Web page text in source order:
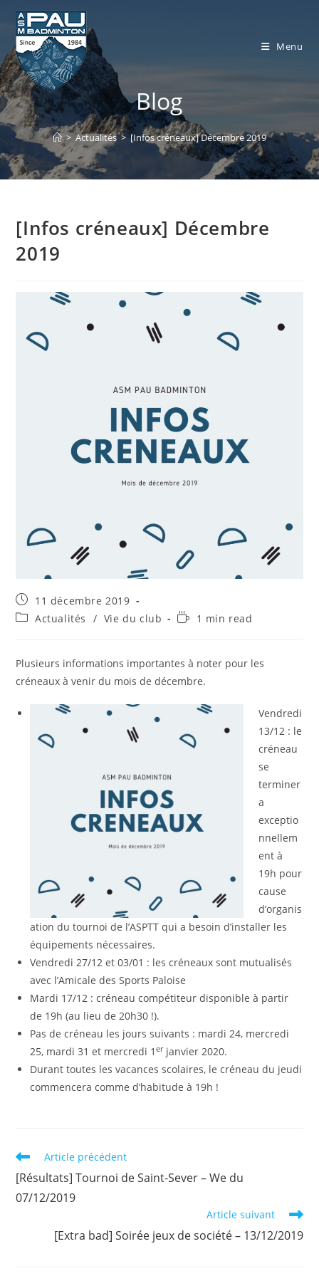
Skip
content
Menu
Blog
> Actualités > [Infos créneaux] Décembre 2019
[Infos créneaux] Décembre
2019
Publication
publiée :
11 décembre 2019
PostActualités / Vie du club
Temps1 min read
Plusieurs informations importantes à noter pour les
créneaux à venir du mois de décembre.
Vendredi
13/12 : le
créneau
se
terminer
a
exceptio
nnellem
ent à
19h pour
cause
d’organis
ation du tournoi de l’ASPTT qui a besoin d’installer les
équipements nécessaires.
Vendredi 27/12 et 03/01 : les créneaux sont mutualisés
avec l’Amicale des Sports Paloise
Mardi 17/12 : créneau compétiteur disponible à partir
de 19h (au lieu de 20h30 !).
Pas de créneau les jours suivants : mardi 24, mercredi
25, mardi 31 et mercredi 1erjanvier 2020.
Durant toutes les vacances scolaires, le créneau du jeudi
commencera comme d’habitude à 19h !
Read
more
articles
Article précédent
[Résultats] Tournoi de Saint-Sever – We du
07/12/2019
Article suivant
[Extra bad] Soirée jeux de société – 13/12/2019